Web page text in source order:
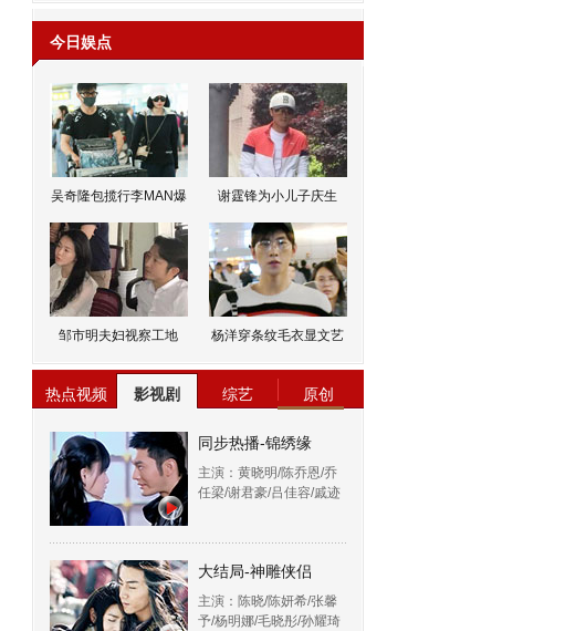
今日娱点
吴奇隆包揽行李MAN爆 谢霆锋为小儿子庆生
邹市明夫妇视察工地 杨洋穿条纹毛衣显文艺
热点视频 影视剧 综艺 原创
同步热播-锦绣缘
主演：黄晓明/陈乔恩/乔
任梁/谢君豪/吕佳容/戚迹
大结局-神雕侠侣
主演：陈晓/陈妍希/张馨
予/杨明娜/毛晓彤/孙耀琦